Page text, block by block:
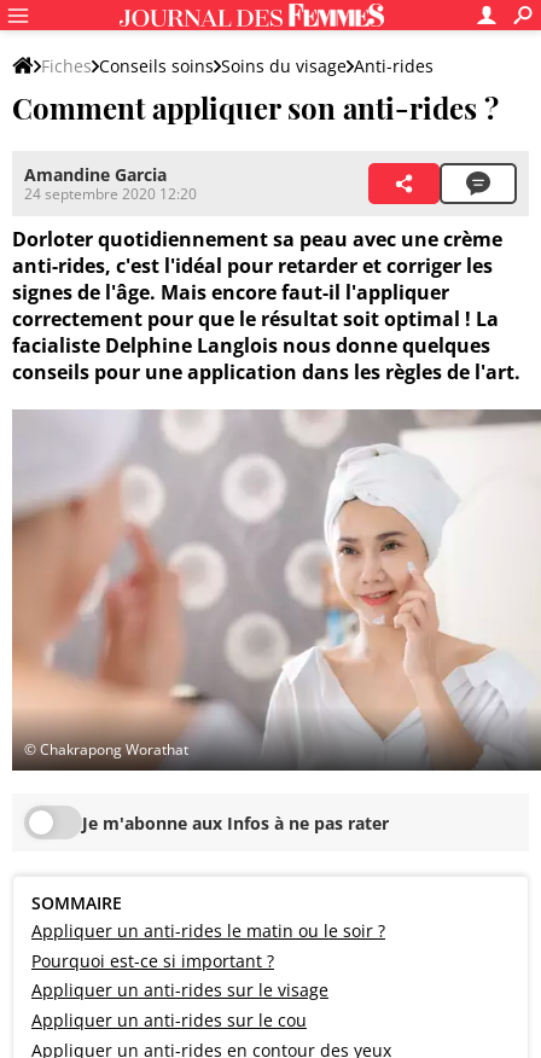
Fiches Conseils soins Soins du visage Anti-rides
A chaque âge son anti-rides
Comment appliquer son anti-rides ?
Amandine Garcia
24 septembre 2020 12:20
Dorloter quotidiennement sa peau avec une crème
anti-rides, c'est l'idéal pour retarder et corriger les
signes de l'âge. Mais encore faut-il l'appliquer
correctement pour que le résultat soit optimal ! La
facialiste Delphine Langlois nous donne quelques
conseils pour une application dans les règles de l'art.
© Chakrapong Worathat
Je m'abonne aux Infos à ne pas rater
SOMMAIRE
Appliquer un anti-rides le matin ou le soir ?
Pourquoi est-ce si important ?
Appliquer un anti-rides sur le visage
Appliquer un anti-rides sur le cou
Appliquer un anti-rides en contour des yeux